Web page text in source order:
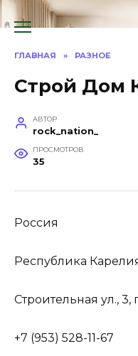
Перейти
к
ГЛАВНАЯ » РАЗНОЕ
Строй Дом
АВТОР
rock_nation_
ПРОСМОТРОВ
35
Россия
Республика
Строительная ул., 3,
+7 (953) 528-11-67